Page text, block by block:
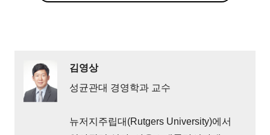
김영상
성균관대 경영학과 교수
뉴저지주립대(Rutgers University)에서